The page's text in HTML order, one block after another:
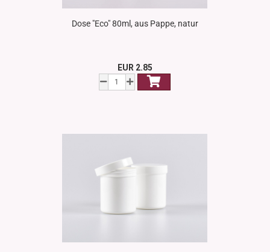
Dose "Eco" 80ml, aus Pappe, natur
EUR 2.85